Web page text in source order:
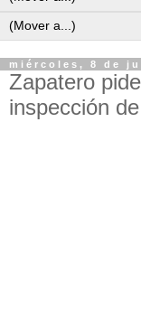
miércoles, 8 de
Zapatero
inspección